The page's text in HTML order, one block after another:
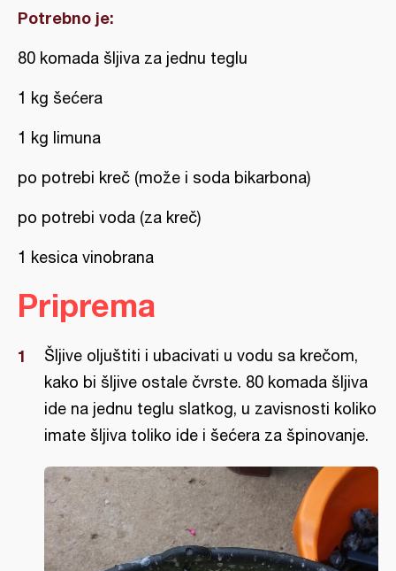
Potrebno je:
80 komada šljiva za jednu teglu
1 kg šećera
1 kg limuna
po potrebi kreč (može i soda bikarbona)
po potrebi voda (za kreč)
1 kesica vinobrana
Priprema
Šljive oljuštiti i ubacivati u vodu sa krečom,
kako bi šljive ostale čvrste. 80 komada šljiva
ide na jednu teglu slatkog, u zavisnosti koliko
imate šljiva toliko ide i šećera za špinovanje.